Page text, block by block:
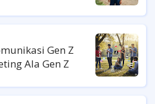
Gen Z
Ala Gen Z